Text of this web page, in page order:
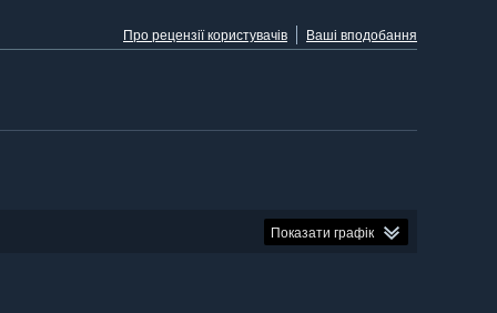
Про рецензії користувачів Ваші вподобання
Показати графік